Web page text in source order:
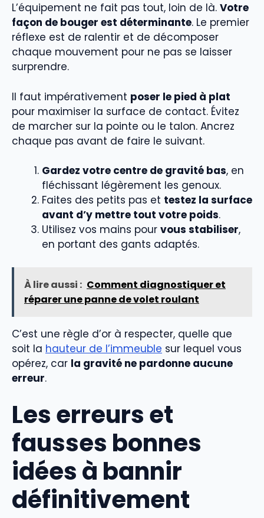
L’équipement ne fait pas tout, loin de là. Votre
façon de bouger est déterminante. Le premier
réflexe est de ralentir et de décomposer
chaque mouvement pour ne pas se laisser
surprendre.
Il faut impérativement poser le pied à plat
pour maximiser la surface de contact. Évitez
de marcher sur la pointe ou le talon. Ancrez
chaque pas avant de faire le suivant.
Gardez votre centre de gravité bas, en
fléchissant légèrement les genoux.
Faites des petits pas et testez la surface
avant d’y mettre tout votre poids.
Utilisez vos mains pour vous stabiliser,
en portant des gants adaptés.
À lire aussi : Comment diagnostiquer et
réparer une panne de volet roulant
C’est une règle d’or à respecter, quelle que
soit la hauteur de l’immeuble sur lequel vous
opérez, car la gravité ne pardonne aucune
erreur.
Les erreurs et
fausses bonnes
idées à bannir
définitivement